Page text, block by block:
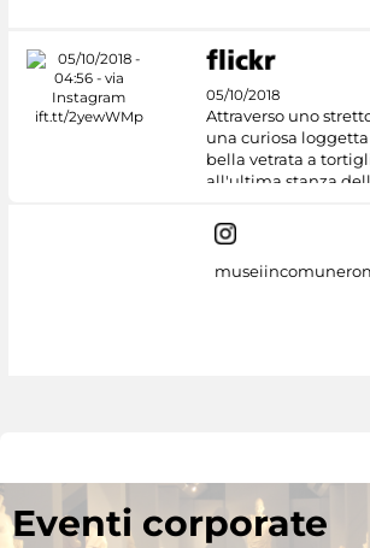
05/10/2018
Attraverso uno
una curiosa
bella vetrata a
all'ultima stanza
Eventi corporate